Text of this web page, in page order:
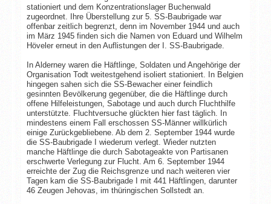
stationiert und dem Konzentrationslager Buchenwald
zugeordnet. Ihre Überstellung zur 5. SS-Baubrigade war
offenbar zeitlich begrenzt, denn im November 1944 und auch
im März 1945 finden sich die Namen von Eduard und Wilhelm
Höveler erneut in den Auflistungen der I. SS-Baubrigade.
In Alderney waren die Häftlinge, Soldaten und Angehörige der
Organisation Todt weitestgehend isoliert stationiert. In Belgien
hingegen sahen sich die SS-Bewacher einer feindlich
gesinnten Bevölkerung gegenüber, die die Häftlinge durch
offene Hilfeleistungen, Sabotage und auch durch Fluchthilfe
unterstützte. Fluchtversuche glückten hier fast täglich. In
mindestens einem Fall erschossen SS-Männer willkürlich
einige Zurückgebliebene. Ab dem 2. September 1944 wurde
die SS-Baubrigade I wiederum verlegt. Wieder nutzten
manche Häftlinge die durch Sabotageakte von Partisanen
erschwerte Verlegung zur Flucht. Am 6. September 1944
erreichte der Zug die Reichsgrenze und nach weiteren vier
Tagen kam die SS-Baubrigade I mit 441 Häftlingen, darunter
46 Zeugen Jehovas, im thüringischen Sollstedt an.